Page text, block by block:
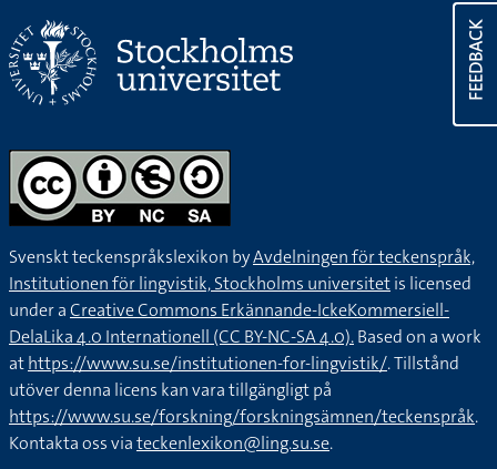
FEEDBACK
Svenskt teckenspråkslexikon byAvdelningen för teckenspråk,
Institutionen för lingvistik, Stockholms universitetis licensed
under aCreative Commons Erkännande-IckeKommersiell-
DelaLika 4.0 Internationell (CC BY-NC-SA 4.0).Based on a work
athttps://www.su.se/institutionen-for-lingvistik/. Tillstånd
utöver denna licens kan vara tillgängligt på
https://www.su.se/forskning/forskningsämnen/teckenspråk.
Kontakta oss viateckenlexikon@ling.su.se.